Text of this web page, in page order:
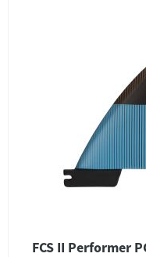
FCS II Performer